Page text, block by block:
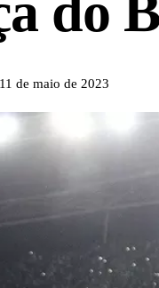
11 de maio de 2023